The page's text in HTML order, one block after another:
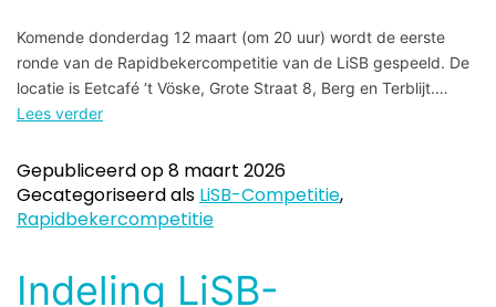
Komende donderdag 12 maart (om 20 uur) wordt de eerste
ronde van de Rapidbekercompetitie van de LiSB gespeeld. De
locatie is Eetcafé ‘t Vöske, Grote Straat 8, Berg en Terblijt.…
Lees verder
Gepubliceerd op8 maart 2026
Gecategoriseerd als LiSB-Competitie,
Rapidbekercompetitie
Indeling LiSB-